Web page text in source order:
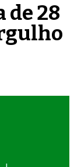
de 28